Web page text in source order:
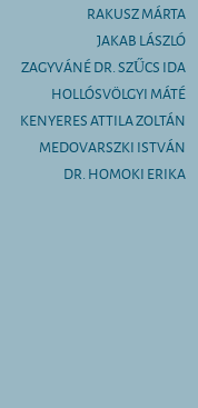
RAKUSZ MÁRTA
JAKAB LÁSZLÓ
ZAGYVÁNÉ DR. SZŰCS IDA
HOLLÓSVÖLGYI MÁTÉ
KENYERES ATTILA ZOLTÁN
MEDOVARSZKI ISTVÁN
DR. HOMOKI ERIKA